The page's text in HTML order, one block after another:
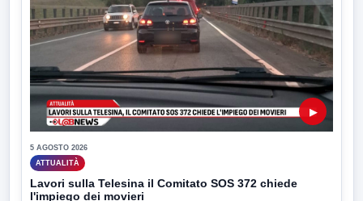
▶
5 AGOSTO 2026
ATTUALITÀ
Lavori sulla Telesina il Comitato SOS 372 chiede
l'impiego dei movieri